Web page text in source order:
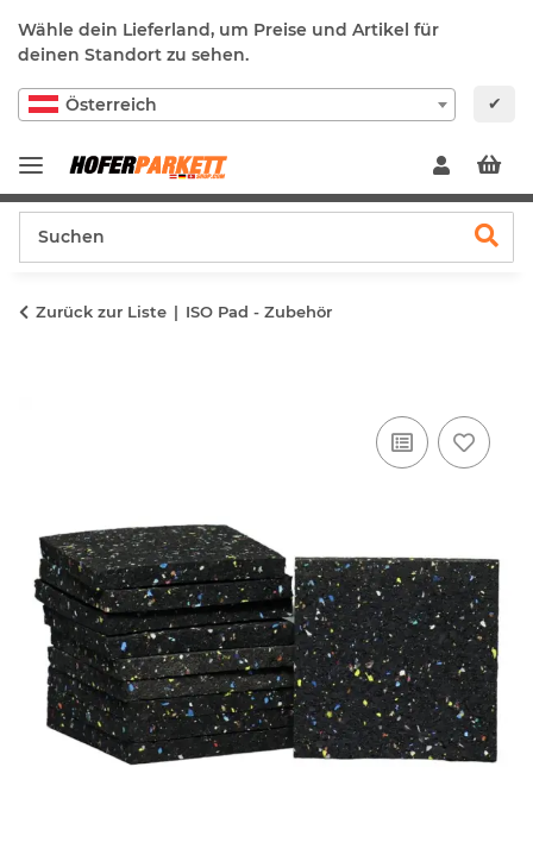
Wähle dein Lieferland, um Preise und Artikel für
deinen Standort zu sehen.
Österreich ✔
Zurück zur Liste ISO Pad - Zubehör